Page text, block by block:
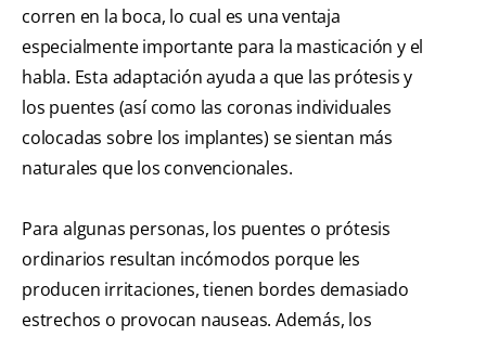
corren en la boca, lo cual es una ventaja
especialmente importante para la masticación y el
habla. Esta adaptación ayuda a que las prótesis y
los puentes (así como las coronas individuales
colocadas sobre los implantes) se sientan más
naturales que los convencionales.
Para algunas personas, los puentes o prótesis
ordinarios resultan incómodos porque les
producen irritaciones, tienen bordes demasiado
estrechos o provocan nauseas. Además, los